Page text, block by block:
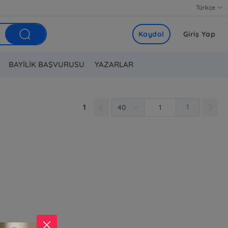
Türkçe
Giriş Yap
Kaydol
BAYİLİK BAŞVURUSU YAZARLAR
1 1